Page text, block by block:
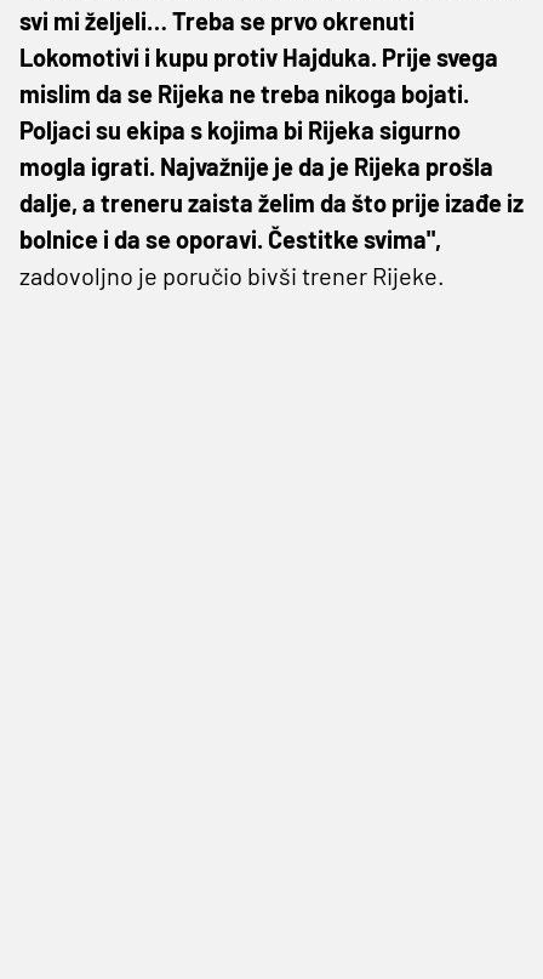
svi mi željeli… Treba se prvo okrenuti
Lokomotivi i kupu protiv Hajduka. Prije svega
mislim da se Rijeka ne treba nikoga bojati.
Poljaci su ekipa s kojima bi Rijeka sigurno
mogla igrati. Najvažnije je da je Rijeka prošla
dalje, a treneru zaista želim da što prije izađe iz
bolnice i da se oporavi. Čestitke svima",
zadovoljno je poručio bivši trener Rijeke.